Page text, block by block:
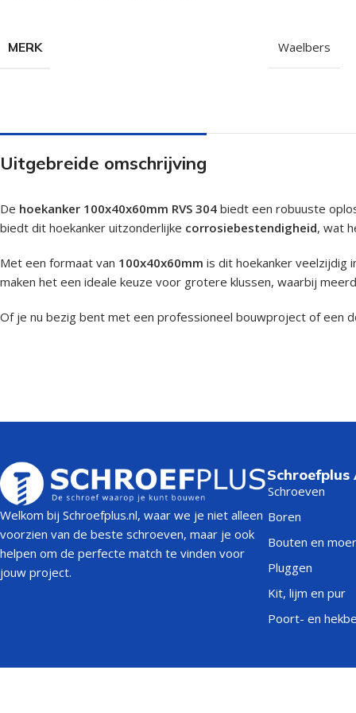
RVS Schroeven
Afstandschroeven
Heco Topix
Populaire merken
MERK Waelbers
Uitgebreide omschrijving
De hoekanker 100x40x60mm RVS 304 biedt een robuuste
biedt dit hoekanker uitzonderlijke corrosiebestendigheid, wat
Met een formaat van 100x40x60mm is dit hoekanker veelzijdig
maken het een ideale keuze voor grotere klussen, waarbij
Of je nu bezig bent met een professioneel bouwproject of een
Welkom bij Schroefplus.nl, waar we je niet alleen
voorzien van de beste schroeven, maar je ook
helpen om de perfecte match te vinden voor
jouw project.
Schroeven
Boren
Bouten en
Pluggen
Kit, lijm en pur
Poort- en